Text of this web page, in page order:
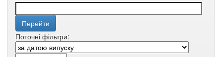
Поточні фільтри: